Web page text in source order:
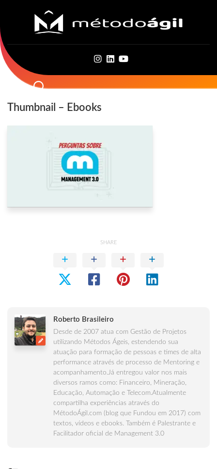
content
Thumbnail – Ebooks
SHARE
Roberto Brasileiro
Desde de 2007 atua com Gestão de Projetos
utilizando Métodos Ágeis, estendendo sua
atuação para formação de pessoas e times de alta
performance através de processo de Mentoring e
acompanhamento.Já entregou valor nos mais
diversos ramos como: Financeiro, Mineração,
Educação, Automação e Telecom.Atualmente
compartilha experiências através do
MétodoÁgil.com (blog que Fundou em 2017) com
textos, vídeos e ebooks. Também é Palestrante e
Facilitador oficial de Management 3.0